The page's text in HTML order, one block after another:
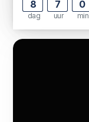
8
dag
7
uur
0
min